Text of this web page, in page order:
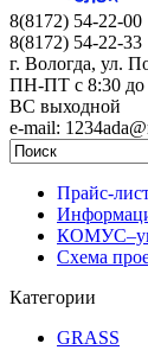
8(8172) 54-22-00
8(8172) 54-22-33
г. Вологда, ул.
ПН-ПТ c 8:30 до
ВС выходной
e-mail:
Прайс-
Схема
Категории
GRASS